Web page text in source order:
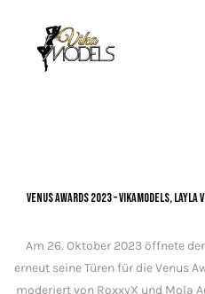
Venus Awards 2023 – Vikamodels,
Am 26. Oktober 2023 öffnete
erneut seine Türen für die Venus
moderiert von RoxxyX und Mola